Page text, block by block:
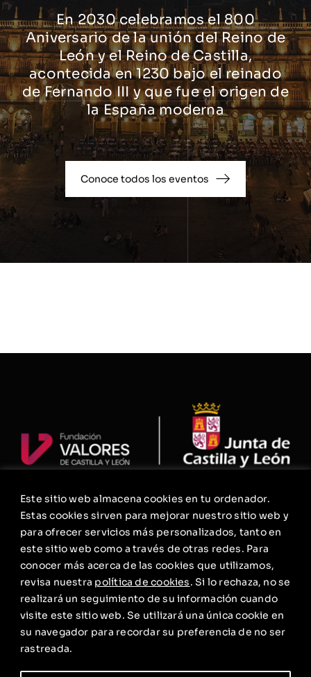
Este sitio web almacena cookies en tu ordenador.
Estas cookies sirven para mejorar nuestro sitio web y
para ofrecer servicios más personalizados, tanto en
este sitio web como a través de otras redes. Para
conocer más acerca de las cookies que utilizamos,
revisa nuestra política de cookies. Si lo rechaza, no se
realizará un seguimiento de su información cuando
visite este sitio web. Se utilizará una única cookie en
su navegador para recordar su preferencia de no ser
rastreada.
En 2030 celebramos el 800
Aniversario de la unión del Reino de
León y el Reino de Castilla,
acontecida en 1230 bajo el reinado
de Fernando III y que fue el origen de
la España moderna
Conoce todos los eventos
La Fundación
Agenda
Política de privacidad
Aviso Legal. Condiciones Generales de Uso
Política de cookies